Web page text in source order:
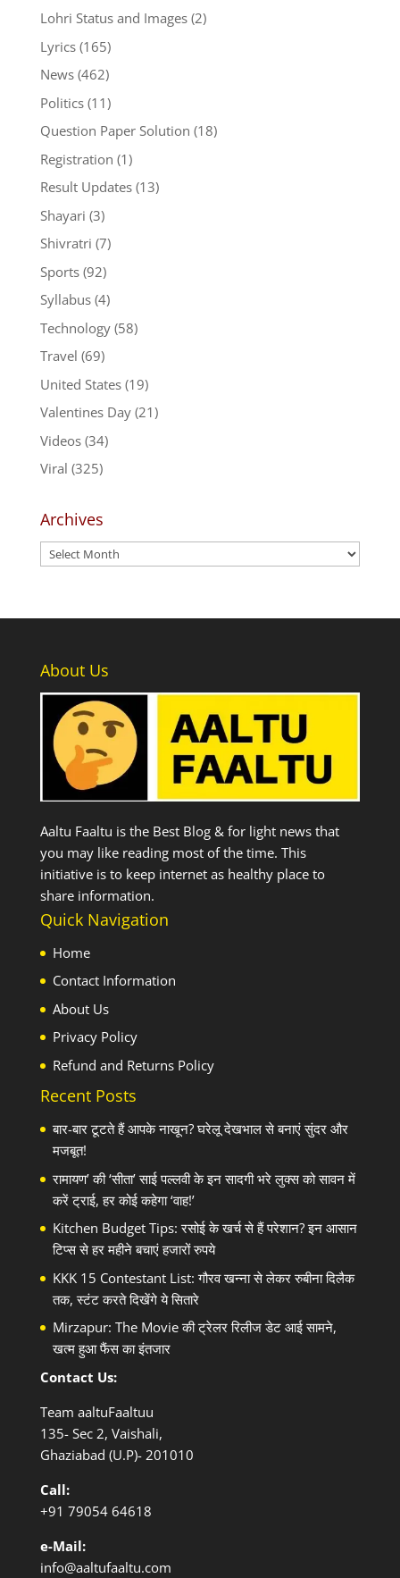
Lohri Status and Images(2)
Lyrics(165)
News(462)
Politics(11)
Question Paper Solution (18)
Registration (1)
Result Updates(13)
Shayari (3)
Shivratri (7)
Sports(92)
Syllabus(4)
Technology(58)
Travel (69)
United States(19)
Valentines Day(21)
Videos(34)
Viral (325)
Archives
Archives
About Us
Aaltu Faaltu is the Best Blog & for light news that
you may like reading most of the time. This
initiative is to keep internet as healthy place to
share information.
Quick Navigation
Home
Contact Information
About Us
Privacy Policy
Refund and Returns Policy
Recent Posts
बार-बार टूटते हैं आपके नाखून? घरेलू देखभाल से बनाएं सुंदर और
मजबूत!
रामायण’ की ‘सीता’ साई पल्लवी के इन सादगी भरे लुक्स को सावन में
करें ट्राई, हर कोई कहेगा ‘वाह!’
Kitchen Budget Tips: रसोई के खर्च से हैं परेशान? इन आसान
टिप्स से हर महीने बचाएं हजारों रुपये
KKK 15 Contestant List: गौरव खन्ना से लेकर रुबीना दिलैक
तक, स्टंट करते दिखेंगे ये सितारे
Mirzapur: The Movie की ट्रेलर रिलीज डेट आई सामने,
खत्म हुआ फैंस का इंतजार
Contact Us:
Team aaltuFaaltuu
135- Sec 2, Vaishali,
Ghaziabad (U.P)- 201010
Call:
+91 79054 64618
e-Mail:
info@aaltufaaltu.com